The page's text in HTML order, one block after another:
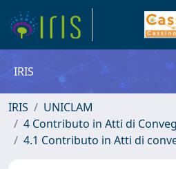
IRIS
IRIS
UNICLAM
4 Contributo in Atti di
4.1 Contributo in Atti di